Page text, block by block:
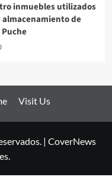
inmuebles utilizados
de
Visit Us
| CoverNews